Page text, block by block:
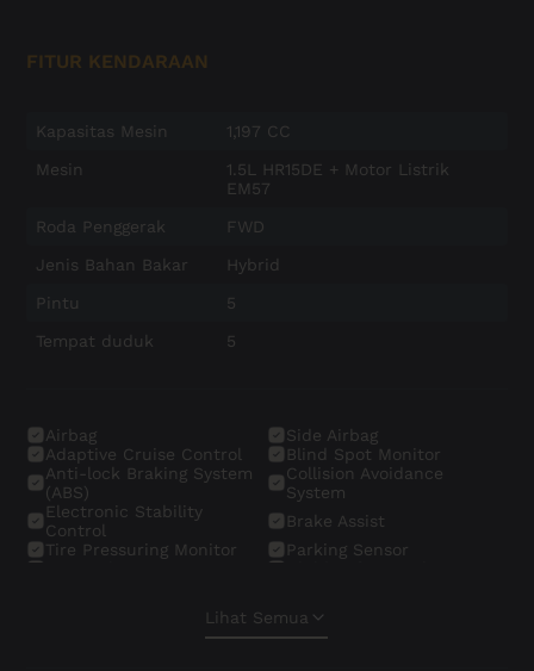
FITUR KENDARAAN
Kapasitas Mesin
1,197 CC
Mesin
1.5L HR15DE + Motor Listrik
EM57
Roda Penggerak
FWD
Jenis Bahan Bakar
Hybrid
Pintu
5
Tempat duduk
5
Airbag
Side Airbag
Adaptive Cruise Control
Blind Spot Monitor
Anti-lock Braking System
(ABS)
Collision Avoidance
System
Electronic Stability
Control
Brake Assist
Tire Pressuring Monitor
Parking Sensor
Engine Immobiliser
Navigation
Lihat Semua